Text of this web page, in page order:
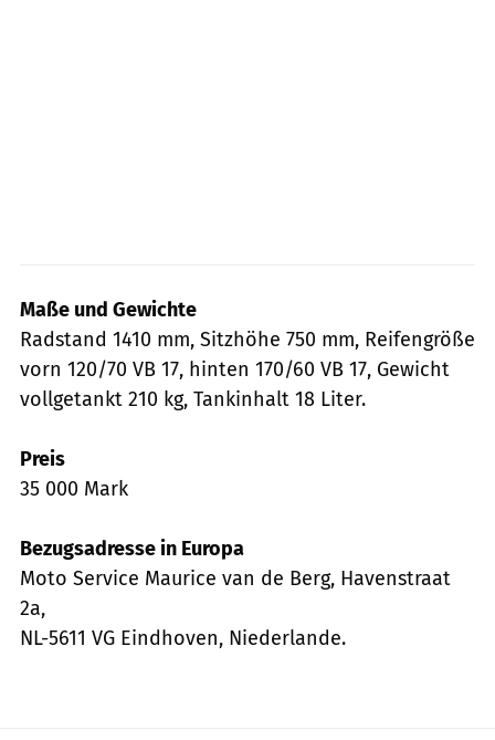
Maße und Gewichte
Radstand 1410 mm, Sitzhöhe 750 mm, Reifengröße
vorn 120/70 VB 17, hinten 170/60 VB 17, Gewicht
vollgetankt 210 kg, Tankinhalt 18 Liter.
Preis
35 000 Mark
Bezugsadresse in Europa
Moto Service Maurice van de Berg, Havenstraat
2a,
NL-5611 VG Eindhoven, Niederlande.